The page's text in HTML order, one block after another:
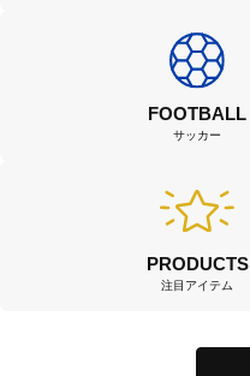
FOOTBALL
サッカー
PRODUCTS
注目アイテム